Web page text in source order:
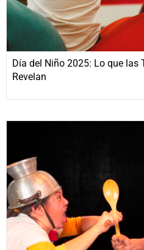
Día del Niño 2025: Lo que las
Revelan